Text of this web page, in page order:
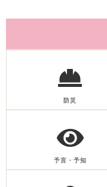
防災
予言・予知